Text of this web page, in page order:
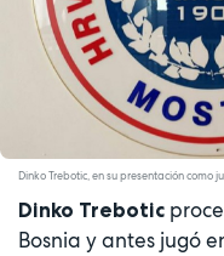
Dinko Trebotic, en su presentación como
Dinko Trebotic
Bosnia y antes jugó